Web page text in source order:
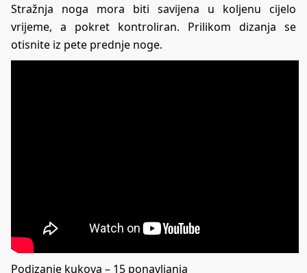
Stražnja noga mora biti savijena u koljenu cijelo
vrijeme, a pokret kontroliran. Prilikom dizanja se
otisnite iz pete prednje noge.
Podizanje kukova – 15 ponavljanja